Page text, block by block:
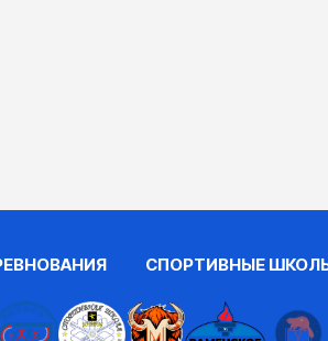
СПОРТИВНЫЕ